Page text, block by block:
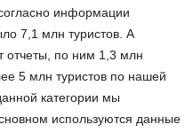
информации
7,1 млн туристов. А
отчеты, по ним 1,3 млн
5 млн туристов по нашей
категории мы
используются данные